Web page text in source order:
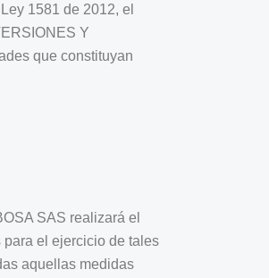
1581 de 2012, el
Y
que constituyan
SAS realizará el
el ejercicio de tales
aquellas medidas